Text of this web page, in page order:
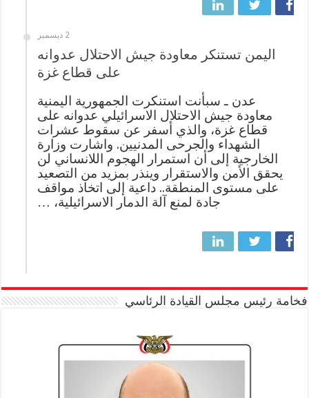
2 ديسمبر
اليمن تستنكر معاودة جيش الاحتلال عدوانه
على قطاع غزة
عدن ـ سبأنت استنكرت الجمهورية اليمنية
معاودة جيش الاحتلال الاسرائيلي عدوانه على
قطاع غزة، والذي أسفر عن سقوط عشرات
الشهداء والجرحى المدنيين. واشارت وزارة
الخارجية إلى أن استمرار الهجوم اللانساني لن
يحقق الأمن والاستقرار وينذر بمزيد من التصعيد
على مستوى المنطقة.. داعية إلى اتخاذ مواقف
جادة لمنع آلة الدمار الاسرائيلية، …
فخامة رئيس مجلس القيادة الرئاسي